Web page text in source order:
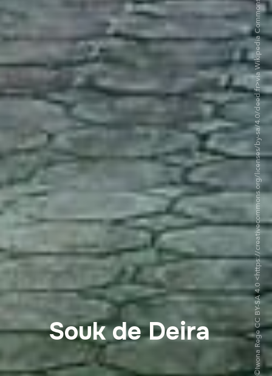
Souk de Deira ©Iwona Rege CC BY-SA 4.0 <https://creativecommons.org/licenses/by-sa/4.0/deed.fr>via Wikipedia Commons